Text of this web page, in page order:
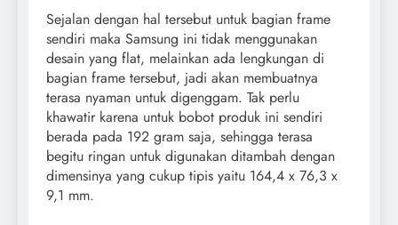
Sejalan dengan hal tersebut untuk bagian frame
sendiri maka Samsung ini tidak menggunakan
desain yang flat, melainkan ada lengkungan di
bagian frame tersebut, jadi akan membuatnya
terasa nyaman untuk digenggam. Tak perlu
khawatir karena untuk bobot produk ini sendiri
berada pada 192 gram saja, sehingga terasa
begitu ringan untuk digunakan ditambah dengan
dimensinya yang cukup tipis yaitu 164,4 x 76,3 x
9,1 mm.